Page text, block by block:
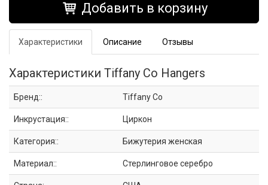
Добавить в корзину
Характеристики Описание Отзывы
Характеристики Tiffany Co Hangers
Бренд:: Tiffany Co
Инкрустация:: Циркон
Категория:: Бижутерия женская
Материал:: Стерлинговое серебро